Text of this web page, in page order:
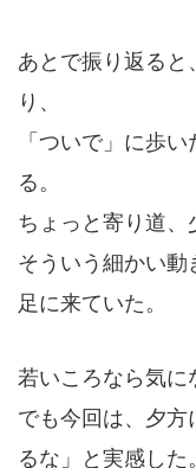
あとで振り返ると
り、
「ついで」に歩
る。
ちょっと寄り道、
そういう細かい動
足に来ていた。
若いころなら気に
でも今回は、夕方
るな」と実感した。